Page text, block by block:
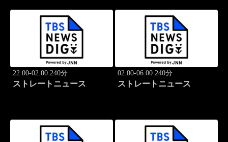
22:00-02:00 240分
ストレートニュース
02:00-06:00 240分
ストレートニュース